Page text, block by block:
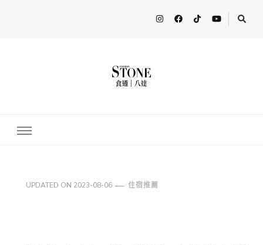
多人分享最新的消息！ FooderstoneTW，一個為了分享吃喝玩樂資
UPDATED ON 2023-08-06 住宿推薦